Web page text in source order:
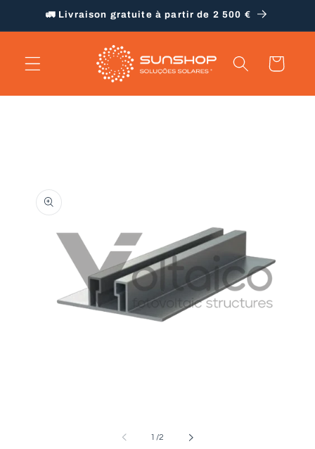
passer
au
🚛 Livraison gratuite à partir de 2 500 €
Panier
1 /de
2